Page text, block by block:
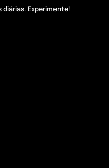
diárias. Experimente!